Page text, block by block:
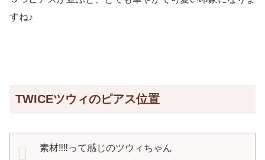
すね♪
TWICEツウィのピアス位置
素材‼️‼️って感じのツウィちゃん